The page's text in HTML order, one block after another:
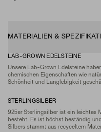
MATERIALIEN &
LAB-GROWN EDELSTEINE
Unsere Lab-Grown Edelsteine
chemischen Eigenschaften wie
Schönheit und Langlebigkeit
STERLINGSILBER
925er Sterlingsilber ist ein leichtes
besteht. Es ist höchst beständig
Silbers stammt aus recyceltem